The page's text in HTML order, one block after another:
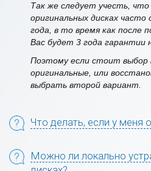
Так же следует учесть,
оригинальных дисках
года, в то время как после
Вас будет 3 года гарантии
Поэтому если стоит выбор
оригинальные, или
выбрать второй вариант.
Что делать, если у меня
Можно ли локально